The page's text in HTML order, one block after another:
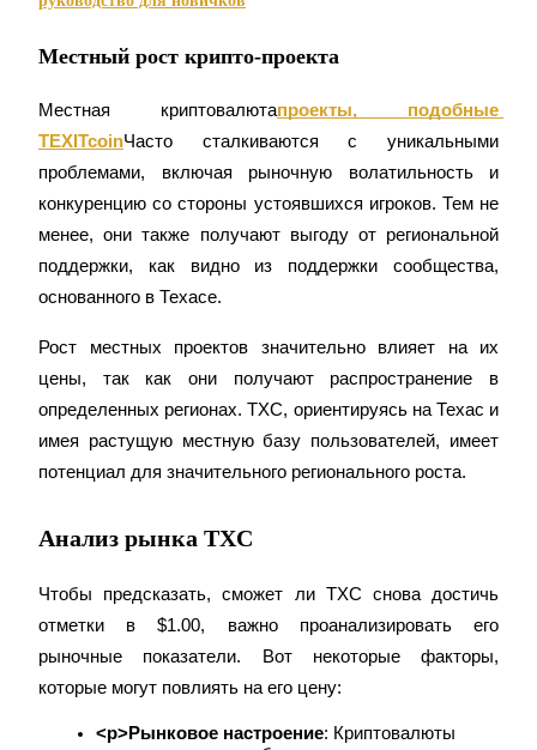
Высокая прибыль и мгновенный доступ
Launchpool
Гибкая ставка для заработка популярных токенов
Местный рост крипто-проекта
Местная криптовалютапроекты, подобные
TEXITcoinЧасто сталкиваются с уникальными
проблемами, включая рыночную волатильность и
конкуренцию со стороны устоявшихся игроков. Тем не
менее, они также получают выгоду от региональной
поддержки, как видно из поддержки сообщества,
основанного в Техасе.
Рост местных проектов значительно влияет на их
цены, так как они получают распространение в
определенных регионах. TXC, ориентируясь на Техас и
имея растущую местную базу пользователей, имеет
потенциал для значительного регионального роста.
Анализ рынка TXC
Чтобы предсказать, сможет ли TXC снова достичь
отметки в $1.00, важно проанализировать его
рыночные показатели. Вот некоторые факторы,
которые могут повлиять на его цену:
<р>Рынковое настроение: Криптовалюты